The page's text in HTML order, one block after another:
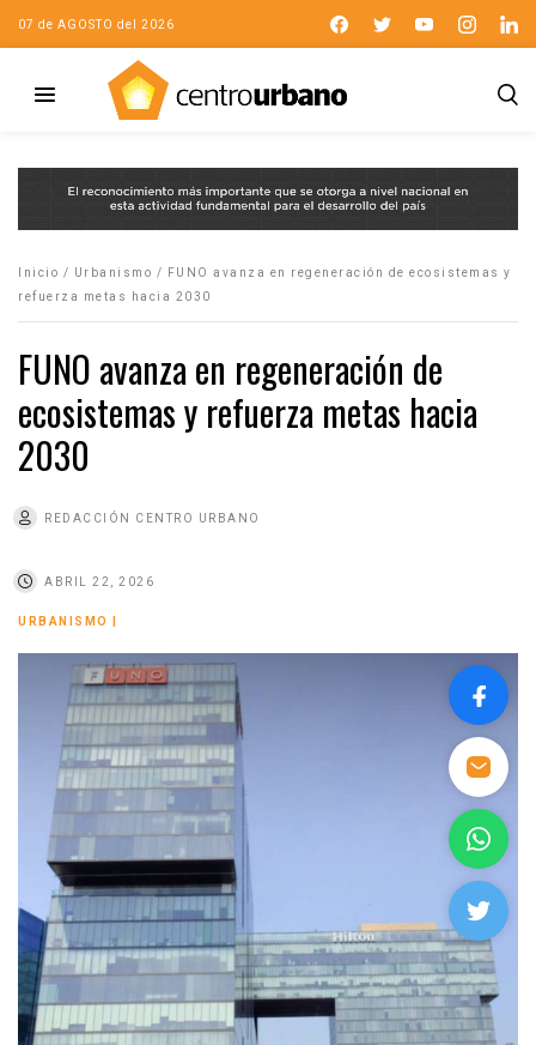
07 de AGOSTO del 2026
Inicio / Urbanismo /
FUNO avanza en regeneración de ecosistemas y
refuerza metas hacia 2030
FUNO avanza en regeneración de
ecosistemas y refuerza metas hacia
2030
REDACCIÓN CENTRO URBANO
ABRIL 22, 2026
URBANISMO